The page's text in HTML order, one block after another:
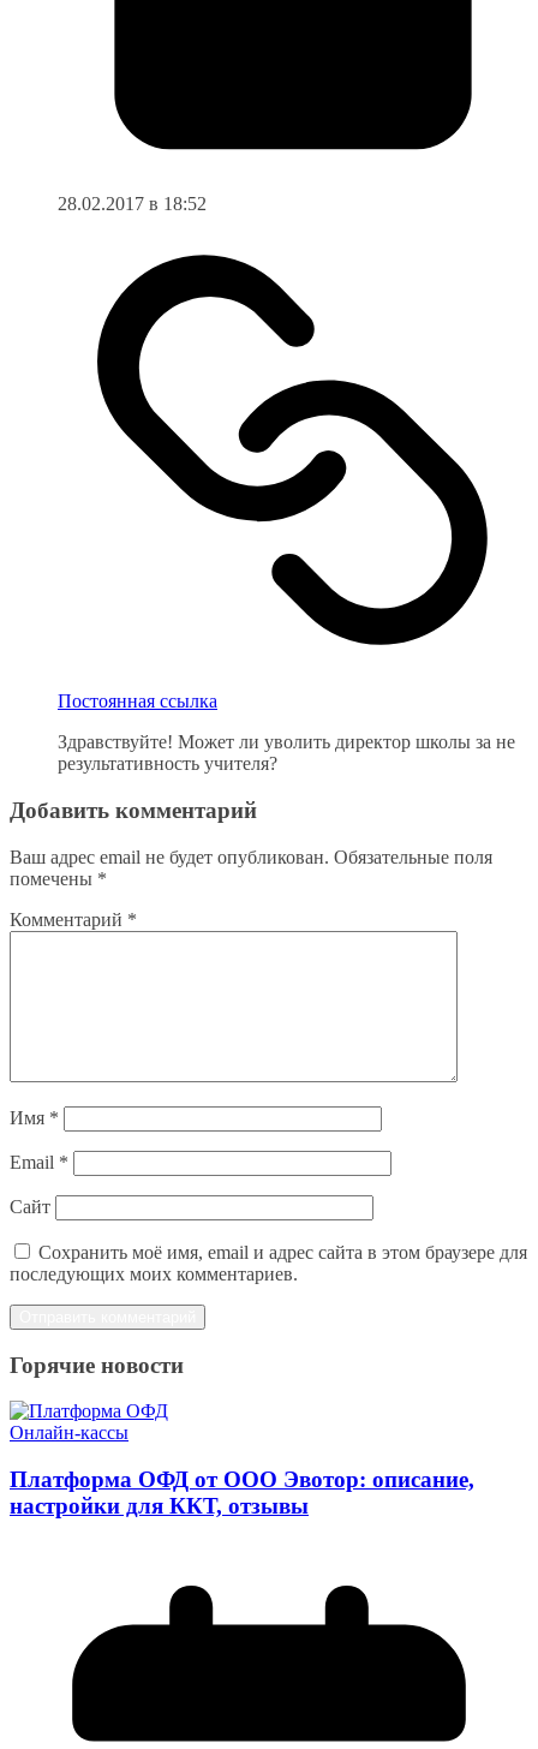
28.02.2017 в 18:52
Постоянная ссылка
Здравствуйте! Может ли уволить директор школы за не
результативность учителя?
Добавить комментарий
Ваш адрес email не будет опубликован. Обязательные поля
помечены *
Комментарий *
Имя *
Email *
Сайт
Сохранить моё имя, email и адрес сайта в этом браузере для
последующих моих комментариев.
Горячие новости
Онлайн-кассы
Платформа ОФД от ООО Эвотор: описание,
настройки для ККТ, отзывы